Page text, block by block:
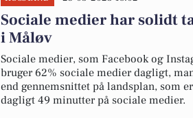
Sociale medier har solidt
i Måløv
Sociale medier, som Facebook og
bruger 62% sociale medier dagligt,
end gennemsnittet på landsplan, som
dagligt 49 minutter på sociale medier.